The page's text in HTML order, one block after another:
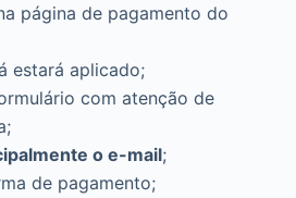
página de pagamento do
estará aplicado;
com atenção de
o e-mail;
de pagamento;